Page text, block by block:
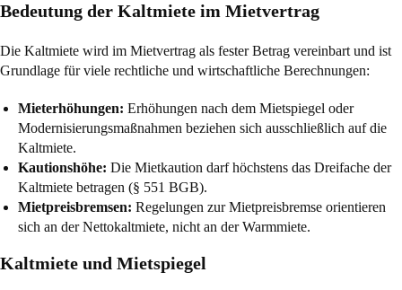
Bedeutung der Kaltmiete im Mietvertrag
Die Kaltmiete wird im Mietvertrag als fester Betrag vereinbart und ist
Grundlage für viele rechtliche und wirtschaftliche Berechnungen:
Mieterhöhungen: Erhöhungen nach dem Mietspiegel oder
Modernisierungsmaßnahmen beziehen sich ausschließlich auf die
Kaltmiete.
Kautionshöhe: Die Mietkaution darf höchstens das Dreifache der
Kaltmiete betragen (§ 551 BGB).
Mietpreisbremsen: Regelungen zur Mietpreisbremse orientieren
sich an der Nettokaltmiete, nicht an der Warmmiete.
Kaltmiete und Mietspiegel